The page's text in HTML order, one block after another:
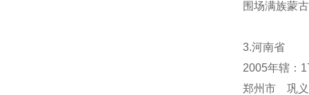
围场满族蒙
3.河南省
2005年辖：
郑州市 巩